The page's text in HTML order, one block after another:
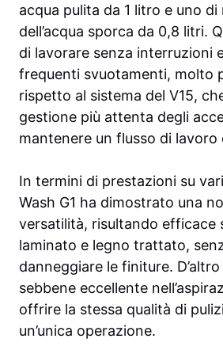
acqua pulita da 1 litro e uno di
dell’acqua sporca da 0,8 litri.
di lavorare senza interruzioni
frequenti svuotamenti, molto
rispetto al sistema del V15,
gestione più attenta degli
mantenere un flusso di lavoro
In termini di prestazioni su
Wash G1 ha dimostrato una
versatilità, risultando efficace
laminato e legno trattato,
danneggiare le finiture.
sebbene eccellente
offrire la stessa qualità di
un’unica operazione.